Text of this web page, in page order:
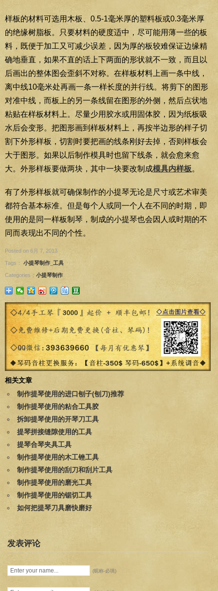
样板的材料可选用木板、0.5-1毫米厚的塑料板或0.3毫米厚
的绝缘树脂板。只要材料的硬度适中，尽可能用薄一些的板
料，既便于加工又可减少误差，因为厚的板较难保证边缘精
确地垂直，如果不直的话上下两面的形状就不一致，而且以
后画出的整体图会歪斜不对称。在样板材料上画一条中线，
离中线10毫米处再画一条一样长度的并行线。将剪下的图形
对准中线，而板上的另一条线留在图形的外侧，然后点状地
粘贴在样板材料上。尽量少用胶水或用固体胶，因为纸板吸
水后会变形。把图形画到样板材料上，再按半边形的样子切
割下外形样板，切割时要把画的线条刚好去掉，否则样板会
大于图形。如果以后制作模具时也留下线条，就会愈来愈
大。外形样板要做两块，其中一块要改制成模具内样板。
有了外形样板就可确保制作的小提琴无论是尺寸或艺术审美
都符合基本标准。但是每个人或同一个人在不同的时期，即
使用的是同一样板制琴，制成的小提琴也会因人或时期的不
同而表现出不同的个性。
Posted on 6月 7, 2013
Tags： 小提琴制作_工具
Categories： 小提琴制作
相关文章
制作提琴使用的进口刨子(刨刀)推荐
制作提琴使用的粘合工具胶
拆卸提琴使用的开琴刀工具
提琴拼接缝隙使用的工具
提琴合琴夹具工具
制作提琴使用的木工锉工具
制作提琴使用的刮刀和刮片工具
制作提琴使用的磨光工具
制作提琴使用的锯切工具
如何把提琴刀具磨快磨好
发表评论
(昵称-必填)